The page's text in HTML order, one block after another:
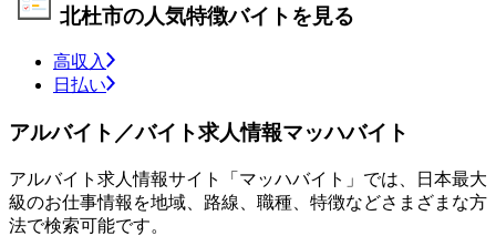
北杜市の人気特徴バイトを見る
高収入
日払い
アルバイト／バイト求人情報マッハバイト
アルバイト求人情報サイト「マッハバイト」では、日本最大
級のお仕事情報を地域、路線、職種、特徴などさまざまな方
法で検索可能です。